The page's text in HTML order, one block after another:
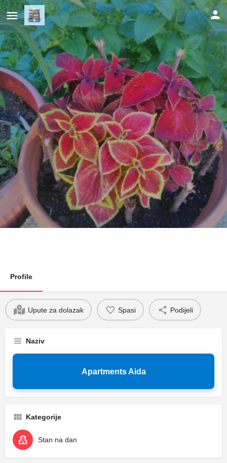
Apartments Aida
Profile
Upute za dolazak Spasi Podijeli
Naziv
Apartments Aida
Kategorije
Stan na dan